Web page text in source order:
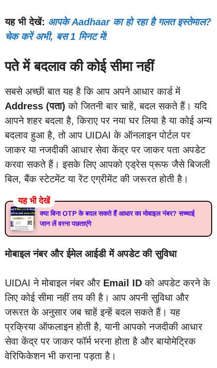
यह भी देखें: आपके Aadhaar का हो रहा है गलत इस्तेमाल?
चेक करें अभी, बस 1 मिनट में!
पते में बदलाव की कोई सीमा नहीं
सबसे अच्छी बात यह है कि आप अपने आधार कार्ड में
Address (पता) को जितनी बार चाहें, बदल सकते हैं। यदि
आपने शहर बदला है, किराए पर नया घर लिया है या कोई अन्य
बदलाव हुआ है, तो आप UIDAI के ऑनलाइन पोर्टल पर
जाकर या नजदीकी आधार सेवा केंद्र पर जाकर पता अपडेट
करवा सकते हैं। इसके लिए आपको एड्रेस प्रूफ जैसे बिजली
बिल, बैंक स्टेटमेंट या रेंट एग्रीमेंट की जरूरत होती है।
यह भी देखें
क्या बिना OTP के बदल सकते हैं आधार का मोबाइल नंबर? सच्चाई
जान लें वरना पछताएंगे
मोबाइल नंबर और ईमेल आईडी में अपडेट की सुविधा
UIDAI ने मोबाइल नंबर और Email ID को अपडेट करने के
लिए कोई सीमा नहीं तय की है। आप अपनी सुविधा और
जरूरत के अनुसार जब चाहें इन्हें बदल सकते हैं। यह
प्रक्रिया ऑफलाइन होती है, यानी आपको नजदीकी आधार
सेवा केंद्र पर जाकर फॉर्म भरना होता है और बायोमेट्रिक
वेरिफिकेशन भी कराना पड़ता है।